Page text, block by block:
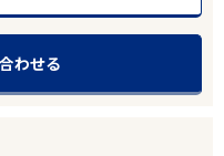
わせる